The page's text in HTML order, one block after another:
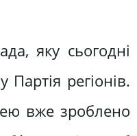
яку сьо­годні
регіонів.
вже зроблено